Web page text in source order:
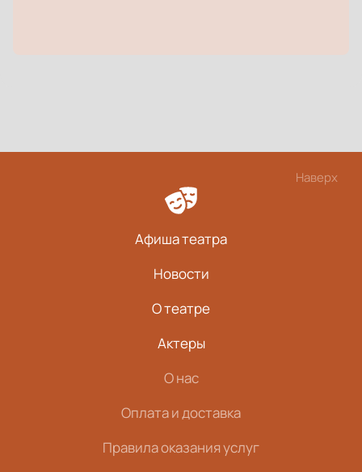
Наверх
Афиша театра
Новости
О театре
Актеры
О нас
Оплата и доставка
Правила оказания услуг